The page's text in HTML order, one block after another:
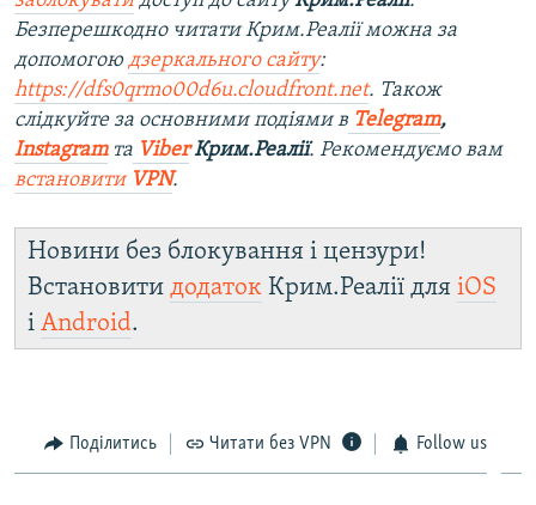
Безперешкодно читати Крим.Реалії можна за
допомогою дзеркального сайту:
https://dfs0qrmo00d6u.cloudfront.net. Також
слідкуйте за основними подіями в Telegram,
Instagramта ViberКрим.Реалії. Рекомендуємо вам
встановити VPN.
Новини без блокування і цензури!
Встановити додаток Крим.Реалії для iOS
і Android.
Поділитись Читати без VPN Follow us